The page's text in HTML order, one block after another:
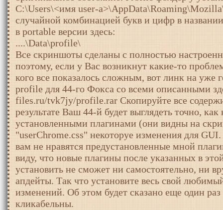
C:\Users\<имя user-
случайной комбинацией букв и цифр в
в portable версии здесь:
....\Data\profile\
Все скриншоты сделаны с полностью
поэтому, если у Вас возникнут какие-то
кого все показалось сложным, вот линк на
profile для 44-го Фокса со всеми описанными
files.ru/tvk7jy/profile.rar Скопируйте все
результате Ваш 44-й будет выглядеть точно,
установленными плагинами (они видны на
"userChrome.css" некоторуе изменения для
вам не нравятся предустановленные мной
виду, что новые плагины после указанных в
установить не сможет ни самостоятельно, ни
апдейты. Так что установите весь свой
изменений. Об этом будет сказано еще один
кликабельны.